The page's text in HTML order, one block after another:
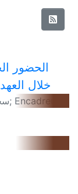
الحضور
خلال العهد
; Encadreur:
تتناول هذه